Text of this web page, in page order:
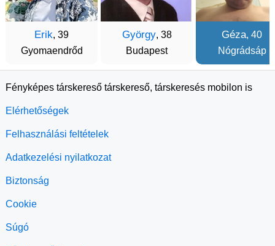
Erik, 39
Gyomaendrőd
György, 38
Budapest
Géza, 40
Nógrádsáp
Fényképes társkereső társkereső, társkeresés mobilon is
Elérhetőségek
Felhasználási feltételek
Adatkezelési nyilatkozat
Biztonság
Cookie
Súgó